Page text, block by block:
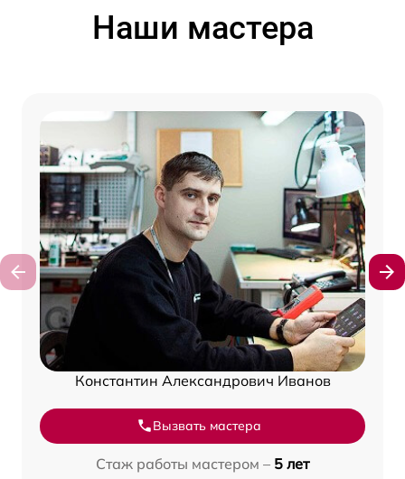
Наши мастера
Константин Александрович Иванов
Вызвать мастера
Стаж работы мастером – 5 лет